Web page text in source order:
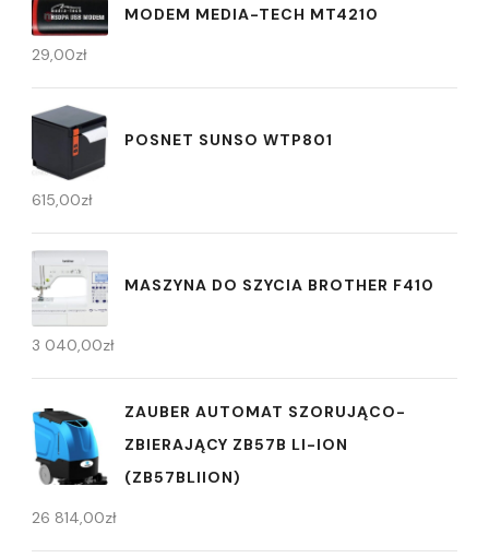
MODEM MEDIA-TECH MT4210
29,00zł
POSNET SUNSO WTP801
615,00zł
MASZYNA DO SZYCIA BROTHER F410
3 040,00zł
ZAUBER AUTOMAT SZORUJĄCO-
ZBIERAJĄCY ZB57B LI-ION
(ZB57BLIION)
26 814,00zł